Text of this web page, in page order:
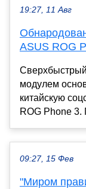
19:27, 11 Авг
ASUS ROG
модулем
китайскую
ROG Phone 3.
09:27, 15 Фев
"Миром